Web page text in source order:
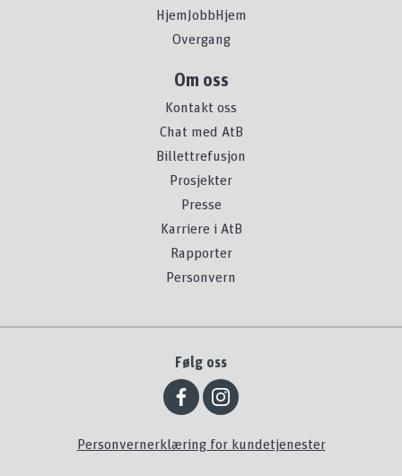
HjemJobbHjem
Overgang
Om oss
Kontakt oss
Chat med AtB
Billettrefusjon
Prosjekter
Presse
Karriere i AtB
Rapporter
Personvern
Følg oss
Personvernerklæring for kundetjenester